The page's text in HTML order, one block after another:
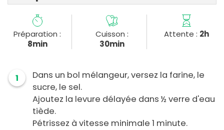
Préparation :
8min
Cuisson :
30min
Attente : 2h
1
Dans un bol mélangeur, versez la farine, le
sucre, le sel.
Ajoutez la levure délayée dans ½ verre d'eau
tiède.
Pétrissez à vitesse minimale 1 minute.